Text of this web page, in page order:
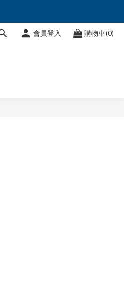
會員登入 購物車(0)